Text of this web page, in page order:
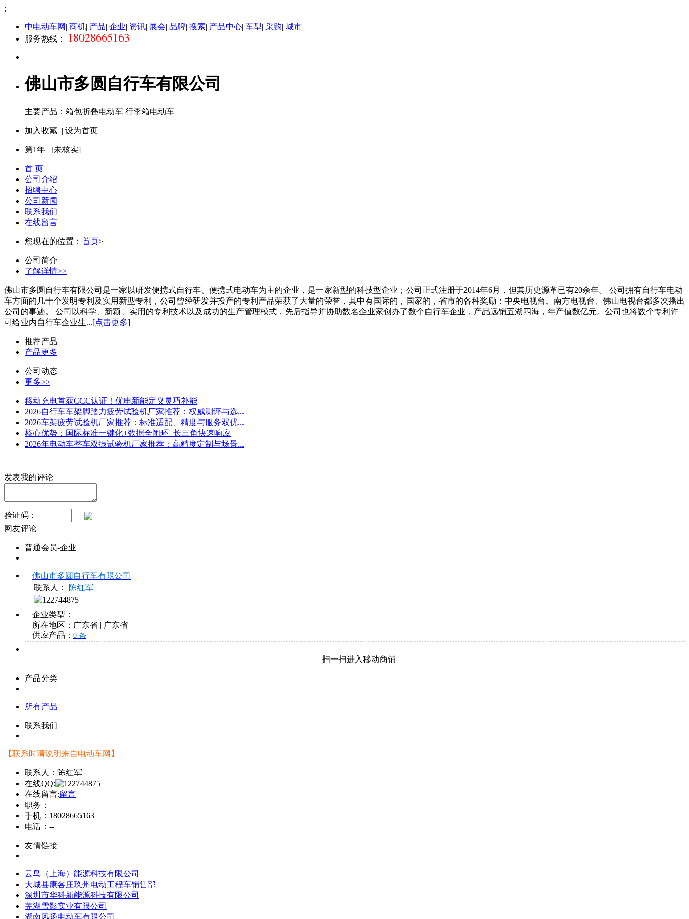
;
中电动车网 | 商机| 产品| 企业| 资讯| 展会| 品牌| 搜索| 产品中心| 车型| 采购| 城市
服务热线：
18028665163
佛山市多圆自行车有限公司
主要产品：箱包折叠电动车 行李箱电动车
加入收藏 | 设为首页
第1年 [未核实]
首 页
公司介绍
招聘中心
公司新闻
联系我们
在线留言
您现在的位置： 首页>
公司简介
了解详情>>
佛山市多圆自行车有限公司是一家以研发便携式自行车、便携式电动车为主的企业，是一家新型的科技型企业；公司正式注册于2014年6月，但其历史源革已有20余年。 公司拥有自行车电动
车方面的几十个发明专利及实用新型专利，公司曾经研发并投产的专利产品荣获了大量的荣誉，其中有国际的，国家的，省市的各种奖励；中央电视台、南方电视台、佛山电视台都多次播出
公司的事迹。 公司以科学、新颖、实用的专利技术以及成功的生产管理模式，先后指导并协助数名企业家创办了数个自行车企业，产品远销五湖四海，年产值数亿元。公司也将数个专利许
可给业内自行车企业生...[点击更多]
推荐产品
产品更多
公司动态
更多>>
移动充电首获CCC认证！优电新能定义灵巧补能
2026自行车车架脚踏力疲劳试验机厂家推荐：权威测评与选...
2026车架疲劳试验机厂家推荐：标准适配、精度与服务双优...
核心优势：国际标准一键化+数据全闭环+长三角快速响应
2026年电动车整车双振试验机厂家推荐：高精度定制与场景...
发表我的评论
验证码：
网友评论
普通会员-企业
佛山市多圆自行车有限公司
联系人：
陈红军
企业类型：
所在地区： 广东省 | 广东省
供应产品： 0 条
扫一扫进入移动商铺
产品分类
所有产品
联系我们
【联系时请说明来自电动车网】
联系人： 陈红军
在线QQ:
在线留言:留言
职务：
手机： 18028665163
电话： --
友情链接
云鸟（上海）能源科技有限公司
大城县康各庄玖州电动工程车销售部
深圳市华科新能源科技有限公司
芜湖雪影实业有限公司
湖南风扬电动车有限公司